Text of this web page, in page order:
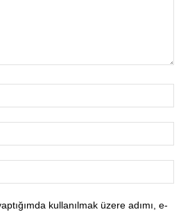
kullanılmak üzere adımı, e-